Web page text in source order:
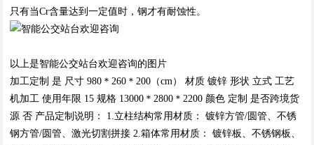
只有当Cr含量达到一定值时，钢才有耐蚀性。
以上是智能公交站台欢迎咨询的图片
加工定制 是 尺寸 980＊260＊200（cm） 材质 镀锌 形状 立式 工艺
机加工 使用年限 15 规格 13000＊2800＊2200 颜色 定制 是否跨境货
源 否 产品定制说明： 1.立柱结构常用材质： 镀锌方管/圆管、不锈
钢方管/圆管、激光切割拼接 2.箱体常用材质： 镀锌板、不锈钢板、